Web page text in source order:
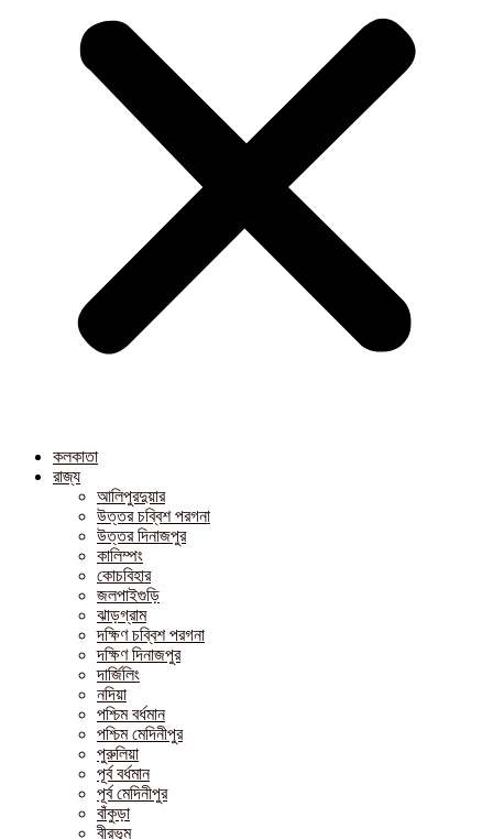
কলকাতা
রাজ্য
আলিপুরদুয়ার
উত্তর চব্বিশ পরগনা
উত্তর দিনাজপুর
কালিম্পং
কোচবিহার
জলপাইগুড়ি
ঝাড়গ্রাম
দক্ষিণ চব্বিশ পরগনা
দক্ষিণ দিনাজপুর
দার্জিলিং
নদিয়া
পশ্চিম বর্ধমান
পশ্চিম মেদিনীপুর
পুরুলিয়া
পূর্ব বর্ধমান
পূর্ব মেদিনীপুর
বাঁকুড়া
বীরভূম